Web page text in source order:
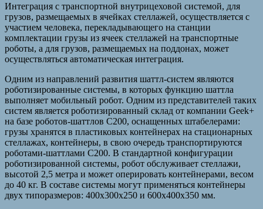
Интеграция с транспортной внутрицеховой системой, для
грузов, размещаемых в ячейках стеллажей, осуществляется с
участием человека, перекладывающего на станции
комплектации грузы из ячеек стеллажей на транспортные
роботы, а для грузов, размещаемых на поддонах, может
осуществляться автоматическая интеграция.
Одним из направлений развития шаттл-систем являются
роботизированные системы, в которых функцию шаттла
выполняет мобильный робот. Одним из представителей таких
систем является роботизированный склад от компании Geek+
на базе роботов-шаттлов С200, оснащенных штабелерами:
грузы хранятся в пластиковых контейнерах на стационарных
стеллажах, контейнеры, в свою очередь транспортируются
роботами-шаттлами С200. В стандартной конфигурации
роботизированной системы, робот обслуживает стеллажи,
высотой 2,5 метра и может оперировать контейнерами, весом
до 40 кг. В составе системы могут применяться контейнеры
двух типоразмеров: 400х300х250 и 600х400х350 мм.